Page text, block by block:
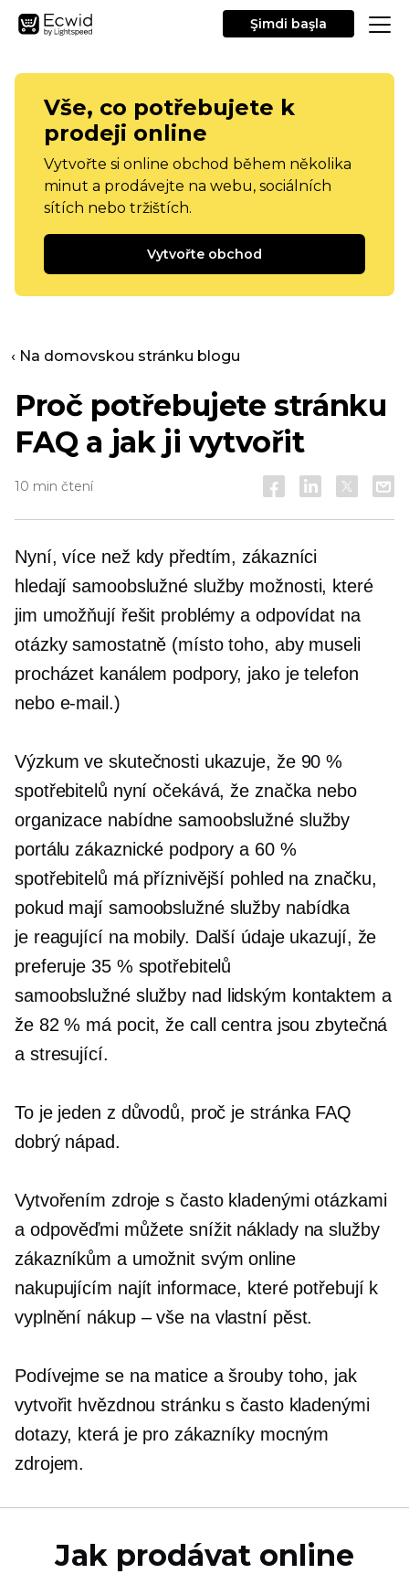
Şimdi başla
Vše, co potřebujete k
prodeji online
Vytvořte si online obchod během několika
minut a prodávejte na webu, sociálních
sítích nebo tržištích.
Vytvořte obchod
‹ Na domovskou stránku blogu
Proč potřebujete stránku
FAQ a jak ji vytvořit
10 min čtení
Nyní, více než kdy předtím, zákazníci
hledajísamoobslužné služby možnosti, které
jim umožňují řešit problémy a odpovídat na
otázky samostatně (místo toho, aby museli
procházet kanálem podpory, jako je telefon
nebo e-mail.)
Výzkum ve skutečnosti ukazuje, že 90 %
spotřebitelů nyní očekává, že značka nebo
organizace nabídnesamoobslužné služby
portálu zákaznické podpory a 60 %
spotřebitelů má příznivější pohled na značku,
pokud mají samoobslužné služby nabídka
je reagující na mobily. Další údaje ukazují, že
preferuje 35 % spotřebitelů
samoobslužné služby nad lidským kontaktem a
že 82 % má pocit, že call centra jsou zbytečná
a stresující.
To je jeden z důvodů, proč je stránka FAQ
dobrý nápad.
Vytvořením zdroje s často kladenými otázkami
a odpověďmi můžete snížit náklady na služby
zákazníkům a umožnit svým online
nakupujícím najít informace, které potřebují k
vyplnění nákup – vše na vlastní pěst.
Podívejme se na matice a šrouby toho, jak
vytvořit hvězdnou stránku s často kladenými
dotazy, která je pro zákazníky mocným
zdrojem.
Jak prodávat online